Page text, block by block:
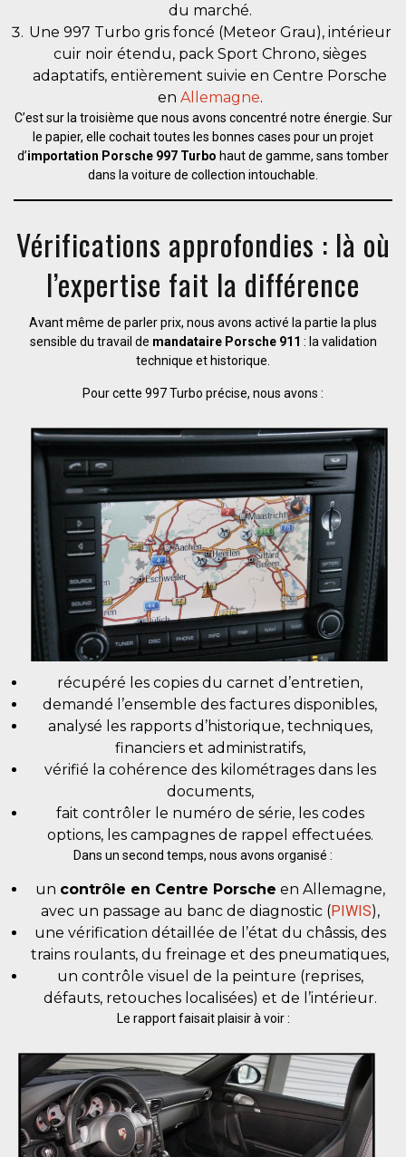
du marché.
Une 997 Turbo gris foncé (Meteor Grau), intérieur
cuir noir étendu, pack Sport Chrono, sièges
adaptatifs, entièrement suivie en Centre Porsche
en Allemagne.
C’est sur la troisième que nous avons concentré notre énergie. Sur
le papier, elle cochait toutes les bonnes cases pour un projet
d’importation Porsche 997 Turbo haut de gamme, sans tomber
dans la voiture de collection intouchable.
Vérifications approfondies : là où
l’expertise fait la différence
Avant même de parler prix, nous avons activé la partie la plus
sensible du travail de mandataire Porsche 911 : la validation
technique et historique.
Pour cette 997 Turbo précise, nous avons :
récupéré les copies du carnet d’entretien,
demandé l’ensemble des factures disponibles,
analysé les rapports d’historique, techniques,
financiers et administratifs,
vérifié la cohérence des kilométrages dans les
documents,
fait contrôler le numéro de série, les codes
options, les campagnes de rappel effectuées.
Dans un second temps, nous avons organisé :
un contrôle en Centre Porsche en Allemagne,
avec un passage au banc de diagnostic (PIWIS),
une vérification détaillée de l’état du châssis, des
trains roulants, du freinage et des pneumatiques,
un contrôle visuel de la peinture (reprises,
défauts, retouches localisées) et de l’intérieur.
Le rapport faisait plaisir à voir :